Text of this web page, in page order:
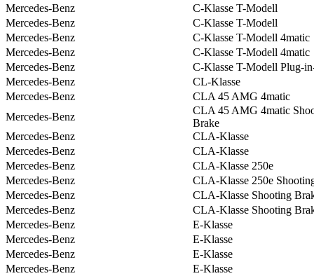
Mercedes-Benz
C-Klasse T-Modell
Mercedes-Benz
C-Klasse T-Modell
Mercedes-Benz
C-Klasse T-Modell 4matic
Mercedes-Benz
C-Klasse T-Modell 4matic
Mercedes-Benz
C-Klasse T-Modell Plug-
Mercedes-Benz
CL-Klasse
Mercedes-Benz
CLA 45 AMG 4matic
Mercedes-Benz
CLA 45 AMG 4matic
Brake
Mercedes-Benz
CLA-Klasse
Mercedes-Benz
CLA-Klasse
Mercedes-Benz
CLA-Klasse 250e
Mercedes-Benz
CLA-Klasse 250e
Mercedes-Benz
CLA-Klasse Shooting
Mercedes-Benz
CLA-Klasse Shooting
Mercedes-Benz
E-Klasse
Mercedes-Benz
E-Klasse
Mercedes-Benz
E-Klasse
Mercedes-Benz
E-Klasse